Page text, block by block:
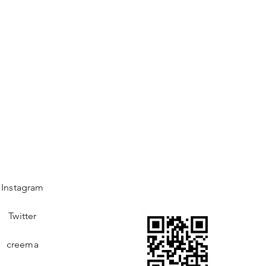
Instagram
Twitter
creema